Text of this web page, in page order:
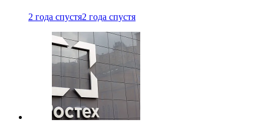
2 года спустя2 года спустя